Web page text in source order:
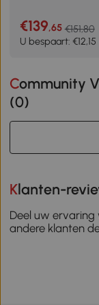
€139,65 €151,80
U bespaart: €12,15
Community V&A (Vragen en Antwoorden)
(0)
Klanten-
Deel uw ervaring
andere klanten